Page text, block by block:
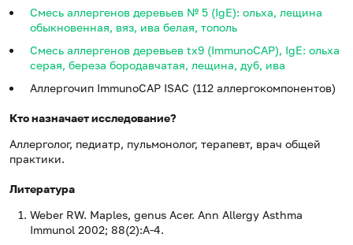
Смесь аллергенов деревьев № 5 (IgE): oльха, лещина
обыкновенная, вяз, ива белая, тополь
Смесь аллергенов деревьев tx9 (ImmunoCAP), IgE: ольха
серая, береза бородавчатая, лещина, дуб, ива
Аллергочип ImmunoCAP ISAC (112 аллергокомпонентов)
Кто назначает исследование?
Аллерголог, педиатр, пульмонолог, терапевт, врач общей
практики.
Литература
Weber RW. Maples, genus Acer. Ann Allergy Asthma
Immunol 2002; 88(2):A-4.